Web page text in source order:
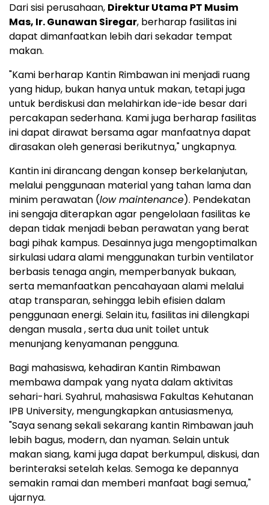
Dari sisi perusahaan, Direktur Utama PT Musim
Mas, Ir. Gunawan Siregar, berharap fasilitas ini
dapat dimanfaatkan lebih dari sekadar tempat
makan.
"Kami berharap Kantin Rimbawan ini menjadi ruang
yang hidup, bukan hanya untuk makan, tetapi juga
untuk berdiskusi dan melahirkan ide-ide besar dari
percakapan sederhana. Kami juga berharap fasilitas
ini dapat dirawat bersama agar manfaatnya dapat
dirasakan oleh generasi berikutnya," ungkapnya.
Kantin ini dirancang dengan konsep berkelanjutan,
melalui penggunaan material yang tahan lama dan
minim perawatan (low maintenance). Pendekatan
ini sengaja diterapkan agar pengelolaan fasilitas ke
depan tidak menjadi beban perawatan yang berat
bagi pihak kampus. Desainnya juga mengoptimalkan
sirkulasi udara alami menggunakan turbin ventilator
berbasis tenaga angin, memperbanyak bukaan,
serta memanfaatkan pencahayaan alami melalui
atap transparan, sehingga lebih efisien dalam
penggunaan energi. Selain itu, fasilitas ini dilengkapi
dengan musala , serta dua unit toilet untuk
menunjang kenyamanan pengguna.
Bagi mahasiswa, kehadiran Kantin Rimbawan
membawa dampak yang nyata dalam aktivitas
sehari-hari. Syahrul, mahasiswa Fakultas Kehutanan
IPB University, mengungkapkan antusiasmenya,
"Saya senang sekali sekarang kantin Rimbawan jauh
lebih bagus, modern, dan nyaman. Selain untuk
makan siang, kami juga dapat berkumpul, diskusi, dan
berinteraksi setelah kelas. Semoga ke depannya
semakin ramai dan memberi manfaat bagi semua,"
ujarnya.